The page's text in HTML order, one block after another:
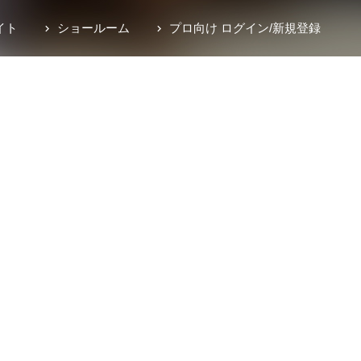
ト ショールーム プロ向け ログイン/新規登録